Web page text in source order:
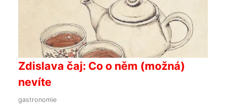
Zdislava čaj: Co o něm (možná)
nevíte
gastronomie